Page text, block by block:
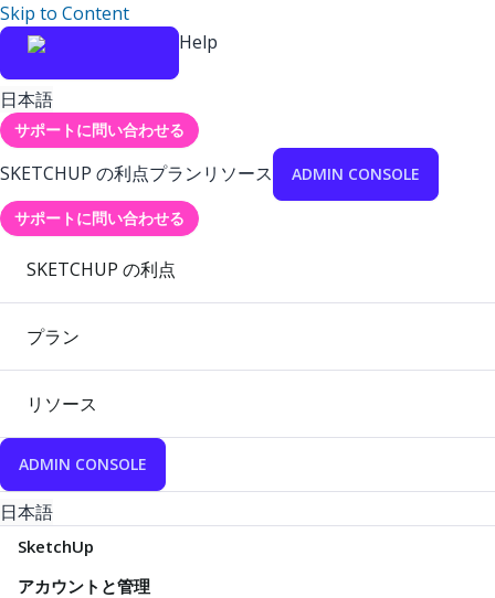
Skip to Content
Help
日本語
サポートに問い合わせる
SKETCHUP の利点プランリソース ADMIN CONSOLE
サポートに問い合わせる
SKETCHUP の利点
プラン
リソース
ADMIN CONSOLE
日本語
SketchUp
アカウントと管理